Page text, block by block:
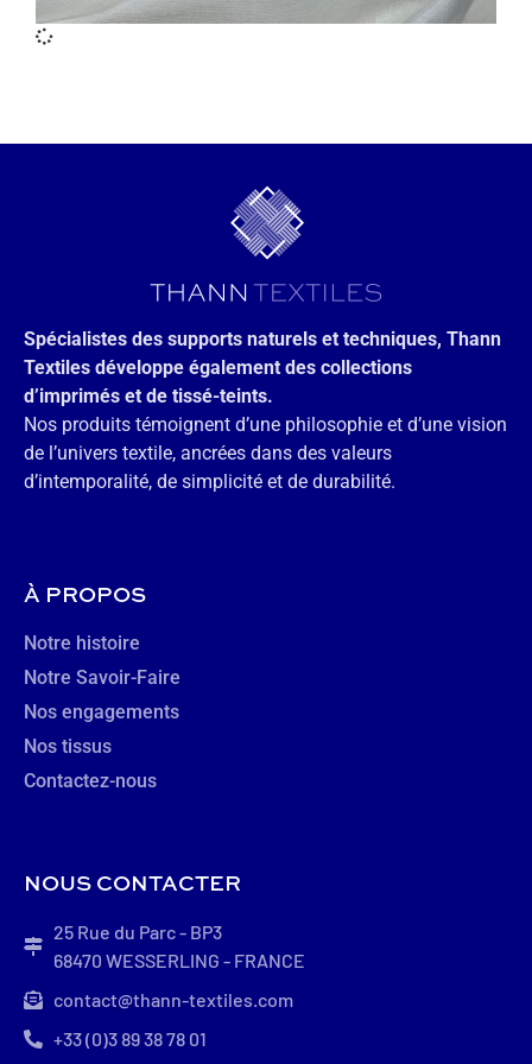
Spécialistes des supports naturels et techniques, Thann
Textiles développe également des collections
d’imprimés et de tissé-teints.
Nos produits témoignent d’une philosophie et d’une vision
de l’univers textile, ancrées dans des valeurs
d’intemporalité, de simplicité et de durabilité.
À PROPOS
Notre histoire
Notre Savoir-Faire
Nos engagements
Nos tissus
Contactez-nous
NOUS CONTACTER
25 Rue du Parc - BP3
68470 WESSERLING - FRANCE
contact@thann-textiles.com
+33 (0)3 89 38 78 01